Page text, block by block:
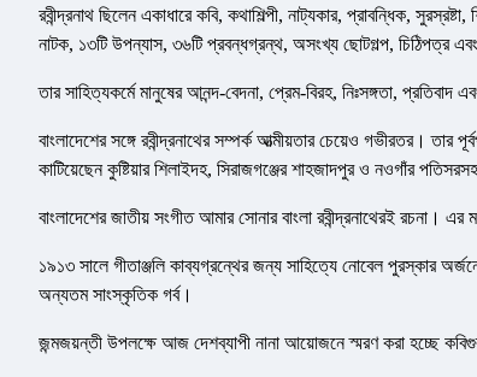
রবীন্দ্রনাথ ছিলেন একাধারে কবি, কথাশিল্পী, নাট্যকার, প্রাবন্ধিক,
নাটক, ১৩টি উপন্যাস, ৩৬টি প্রবন্ধগ্রন্থ, অসংখ্য ছোটগল্প, চিঠিপত্র
তার সাহিত্যকর্মে মানুষের আনন্দ-বেদনা, প্রেম-বিরহ, নিঃসঙ্গতা,
বাংলাদেশের সঙ্গে রবীন্দ্রনাথের সম্পর্ক আত্মীয়তার চেয়েও গভীরতর।
কাটিয়েছেন কুষ্টিয়ার শিলাইদহ, সিরাজগঞ্জের শাহজাদপুর ও নওগাঁর
বাংলাদেশের জাতীয় সংগীত আমার সোনার বাংলা রবীন্দ্রনাথেরই রচনা। এর
১৯১৩ সালে গীতাঞ্জলি কাব্যগ্রন্থের জন্য সাহিত্যে নোবেল পুরস্কার
অন্যতম সাংস্কৃতিক গর্ব।
জন্মজয়ন্তী উপলক্ষে আজ দেশব্যাপী নানা আয়োজনে স্মরণ করা হচ্ছে